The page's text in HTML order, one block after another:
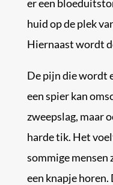
er een
huid op de plek
Hiernaast wordt
De pijn die wordt
een spier kan
zweepslag, maar
harde tik. Het
sommige
een knapje